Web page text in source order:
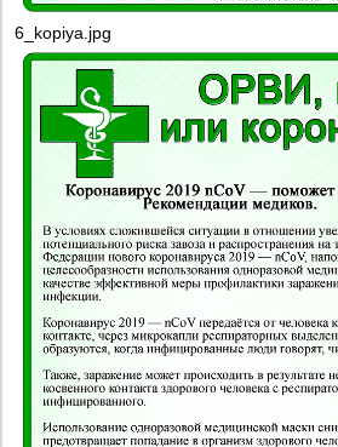
6_kopiya.jpg